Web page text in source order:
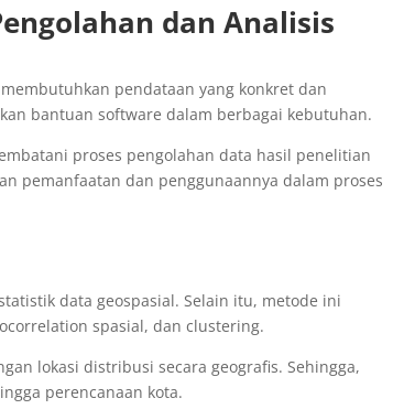
dan Analisis
pendataan yang konkret dan
bantuan software dalam berbagai kebutuhan.
proses pengolahan data hasil penelitian
pemanfaatan dan penggunaannya dalam proses
data geospasial. Selain itu, metode ini
spasial, dan clustering.
lokasi distribusi secara geografis. Sehingga,
perencanaan kota.